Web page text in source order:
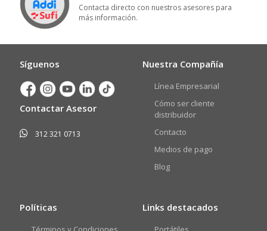
Contacta directo con nuestros asesores para
más información.
Síguenos
Contactar Asesor
312 321 0713
Nuestra Compañía
Línea Empresarial
Cómo ser cliente
distribuidor
Contacto
Medios de pago
Blog
Políticas Links destacados